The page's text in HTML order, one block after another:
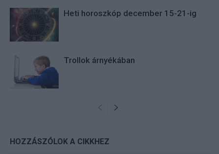
Heti horoszkóp december 15-21-ig
Trollok árnyékában
HOZZÁSZÓLOK A CIKKHEZ